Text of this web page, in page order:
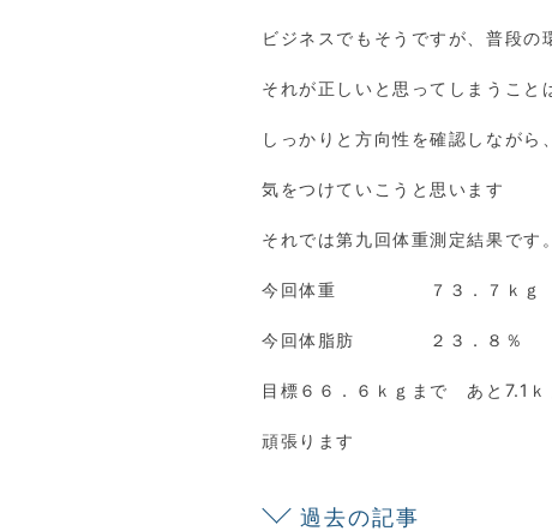
ビジネスでもそうですが、普段の
それが正しいと思ってしまうこと
しっかりと方向性を確認しながら
気をつけていこうと思います
それでは第九回体重測定結果です。
今回体重 ７３．７ｋｇ （
今回体脂肪 ２３．８％ （
目標６６．６ｋｇまで あと7.1ｋ
頑張ります
過去の記事